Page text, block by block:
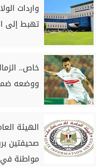
واردات
تهبط إلى
خاص..
ووضعه
الهيئة
صحيفتين
مواطنة